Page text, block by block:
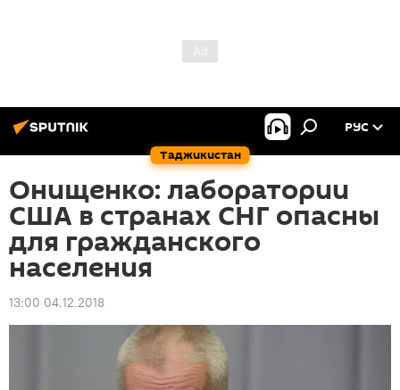
Таджикистан
РУС
Онищенко: лаборатории
США в странах СНГ опасны
для гражданского
населения
13:00 04.12.2018